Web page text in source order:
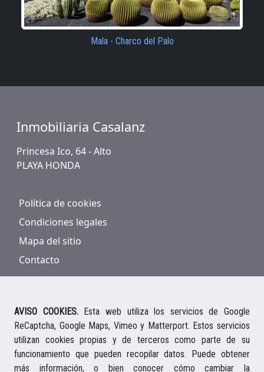
Mala - Charco del Palo
Inmobiliaria Casalanz
Princesa Ico, 64 - Alto
PLAYA HONDA
Política de cookies
Condiciones legales
Mapa del sitio
Contacto
928 816 293 / 661 578 297
Ihre deutsche Ansprechpartnerin
Your english speaking agent
AVISO COOKIES.Esta web utiliza los servicios de Google
ReCaptcha, Google Maps, Vimeo y Matterport. Estos servicios
utilizan cookies propias y de terceros como parte de su
funcionamiento que pueden recopilar datos. Puede obtener
más información, o bien conocer cómo cambiar la